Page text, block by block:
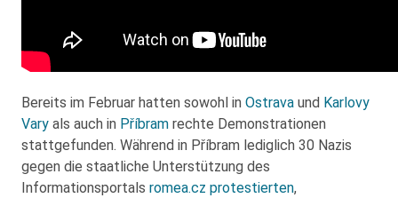
Bereits im Februar hatten sowohl in Ostrava und Karlovy
Vary als auch in Příbram rechte Demonstrationen
stattgefunden. Während in Příbram lediglich 30 Nazis
gegen die staatliche Unterstützung des
Informationsportals romea.cz protestierten,